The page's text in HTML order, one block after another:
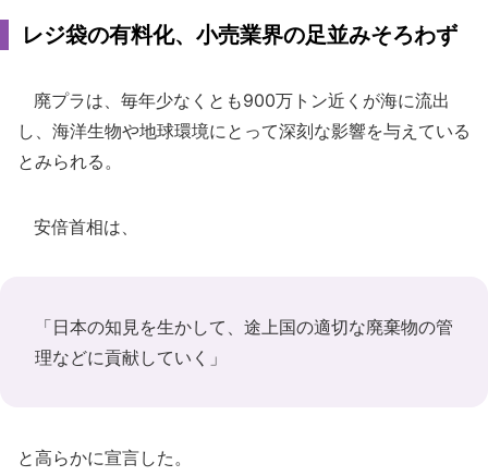
レジ袋の有料化、小売業界の足並みそろわず
廃プラは、毎年少なくとも900万トン近くが海に流出
し、海洋生物や地球環境にとって深刻な影響を与えている
とみられる。
安倍首相は、
「日本の知見を生かして、途上国の適切な廃棄物の管
理などに貢献していく」
と高らかに宣言した。